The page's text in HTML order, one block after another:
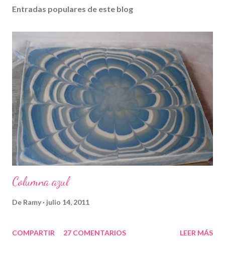
Entradas populares de este blog
Columna azul
De Ramy julio 14, 2011
COMPARTIR 27 COMENTARIOS LEER MÁS